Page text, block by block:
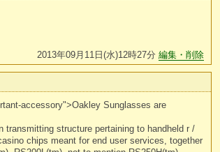
2013年09月11日(水)12時27分 編集・削除
accessory">Oakley Sunglasses are
structure pertaining to handheld r /
chips meant for end user services, together